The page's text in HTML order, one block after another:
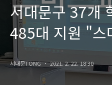
서대문구 37개
485대 지원 "스
구축"
서대문TONG 2021. 2. 22. 18:30